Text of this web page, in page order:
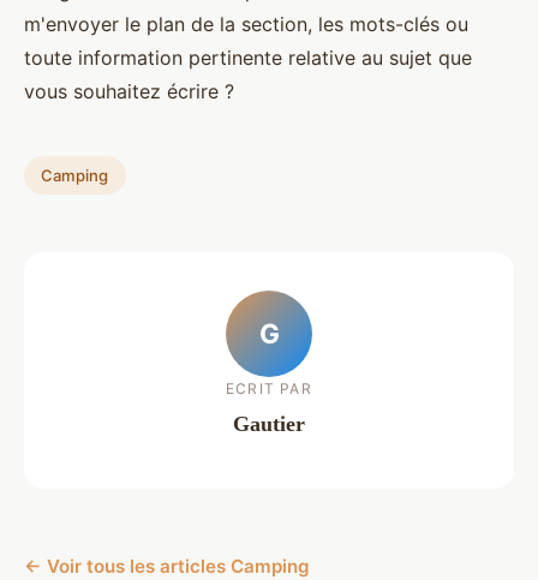
m'envoyer le plan de la section, les mots-clés ou
toute information pertinente relative au sujet que
vous souhaitez écrire ?
Camping
G
ECRIT PAR
Gautier
← Voir tous les articles Camping